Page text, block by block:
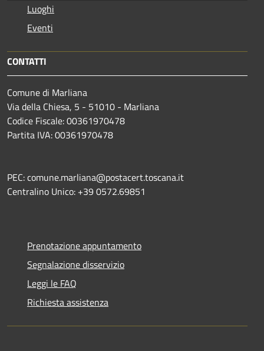
Luoghi
Eventi
CONTATTI
Comune di Marliana
Via della Chiesa, 5 - 51010 - Marliana
Codice Fiscale: 00361970478
Partita IVA: 00361970478
PEC: comune.marliana@postacert.toscana.it
Centralino Unico: +39 0572.69851
Prenotazione appuntamento
Segnalazione disservizio
Leggi le FAQ
Richiesta assistenza